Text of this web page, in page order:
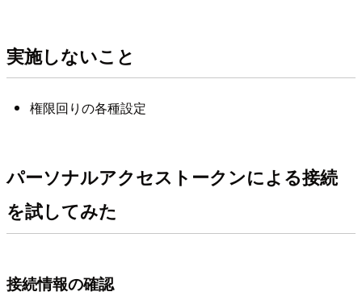
実施しないこと
権限回りの各種設定
パーソナルアクセストークンによる接続
を試してみた
接続情報の確認